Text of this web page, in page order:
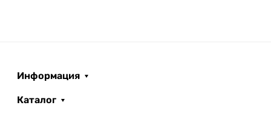
Информация
Каталог